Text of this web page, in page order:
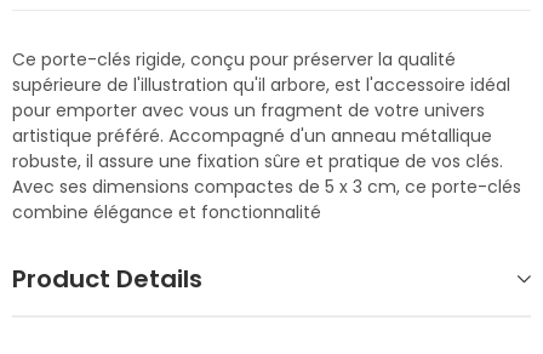
Ce porte-clés rigide, conçu pour préserver la qualité
supérieure de l'illustration qu'il arbore, est l'accessoire idéal
pour emporter avec vous un fragment de votre univers
artistique préféré. Accompagné d'un anneau métallique
robuste, il assure une fixation sûre et pratique de vos clés.
Avec ses dimensions compactes de 5 x 3 cm, ce porte-clés
combine élégance et fonctionnalité
Product Details